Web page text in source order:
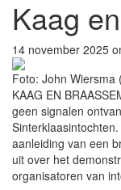
Kaag
14 november 2025
Foto: John Wiersma
KAAG EN
geen signalen
aanleiding van een
uit over het
organisatoren van